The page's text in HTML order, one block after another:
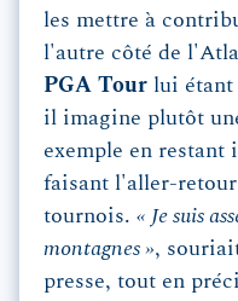
les mettre à
l'autre côté de
PGA Tour lui étant
il imagine plutôt
exemple en restant
faisant l'aller-retour
tournois. « Je suis
montagnes »,
presse, tout en